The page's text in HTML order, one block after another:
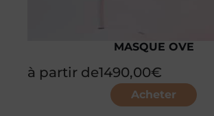
MASQUE OVE
à partir de1490,00€
Acheter